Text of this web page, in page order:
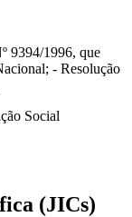
9394/1996, que
- Resolução
Social
(JICs)